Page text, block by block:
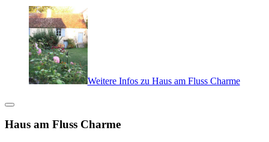
Weitere Infos zu Haus am Fluss Charme
Haus am Fluss Charme